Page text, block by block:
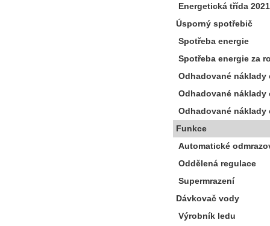
Energetická třída 2021
Úsporný spotřebič
Spotřeba energie
Spotřeba energie za
Odhadované náklady
Odhadované náklady
Odhadované náklady
Funkce
Automatické
Oddělená regulace
Supermrazení
Dávkovač vody
Výrobník ledu